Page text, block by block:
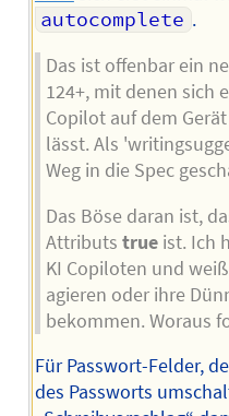
autocomplete .
Das ist offenbar ein
124+, mit denen sich
Copilot auf dem
lässt. Als
Weg in die Spec
Das Böse daran ist,
Attributs trueist. Ich
KI Copiloten und
agieren oder ihre
bekommen. Woraus
Für Passwort-Felder,
des Passworts